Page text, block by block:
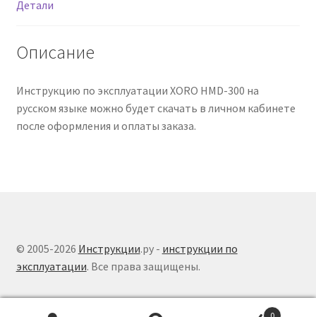
Детали
Описание
Инструкцию по эксплуатации XORO HMD-300 на
русском языке можно будет скачать в личном кабинете
после оформления и оплаты заказа.
© 2005-2026 Инструкции.ру - инструкции по
эксплуатации. Все права защищены.